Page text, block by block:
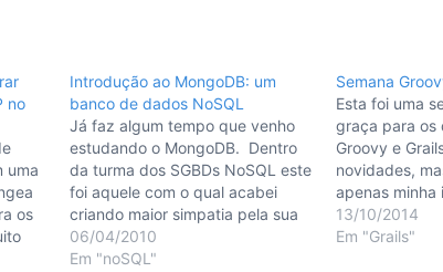
no
uma
os
Introdução ao MongoDB: um
banco de dados NoSQL
Já faz algum tempo que venho
estudando o MongoDB. Dentro
da turma dos SGBDs NoSQL este
foi aquele com o qual acabei
criando maior simpatia pela sua
simplicidade e documentação
(apesar de muita gente falar do
06/04/2010
Em "noSQL"
Semana
Esta foi uma
graça para os
Groovy e
novidades,
apenas minha
fato de estar
algumas
13/10/2014
Em "Grails"